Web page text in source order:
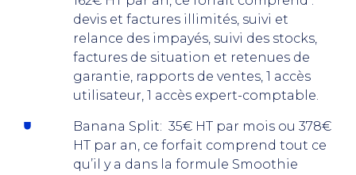
devis et factures illimités, suivi et
relance des impayés, suivi des stocks,
factures de situation et retenues de
garantie, rapports de ventes, 1 accès
utilisateur, 1 accès expert-comptable.
Banana Split: 35€ HT par mois ou 378€
HT par an, ce forfait comprend tout ce
qu’il y a dans la formule Smoothie